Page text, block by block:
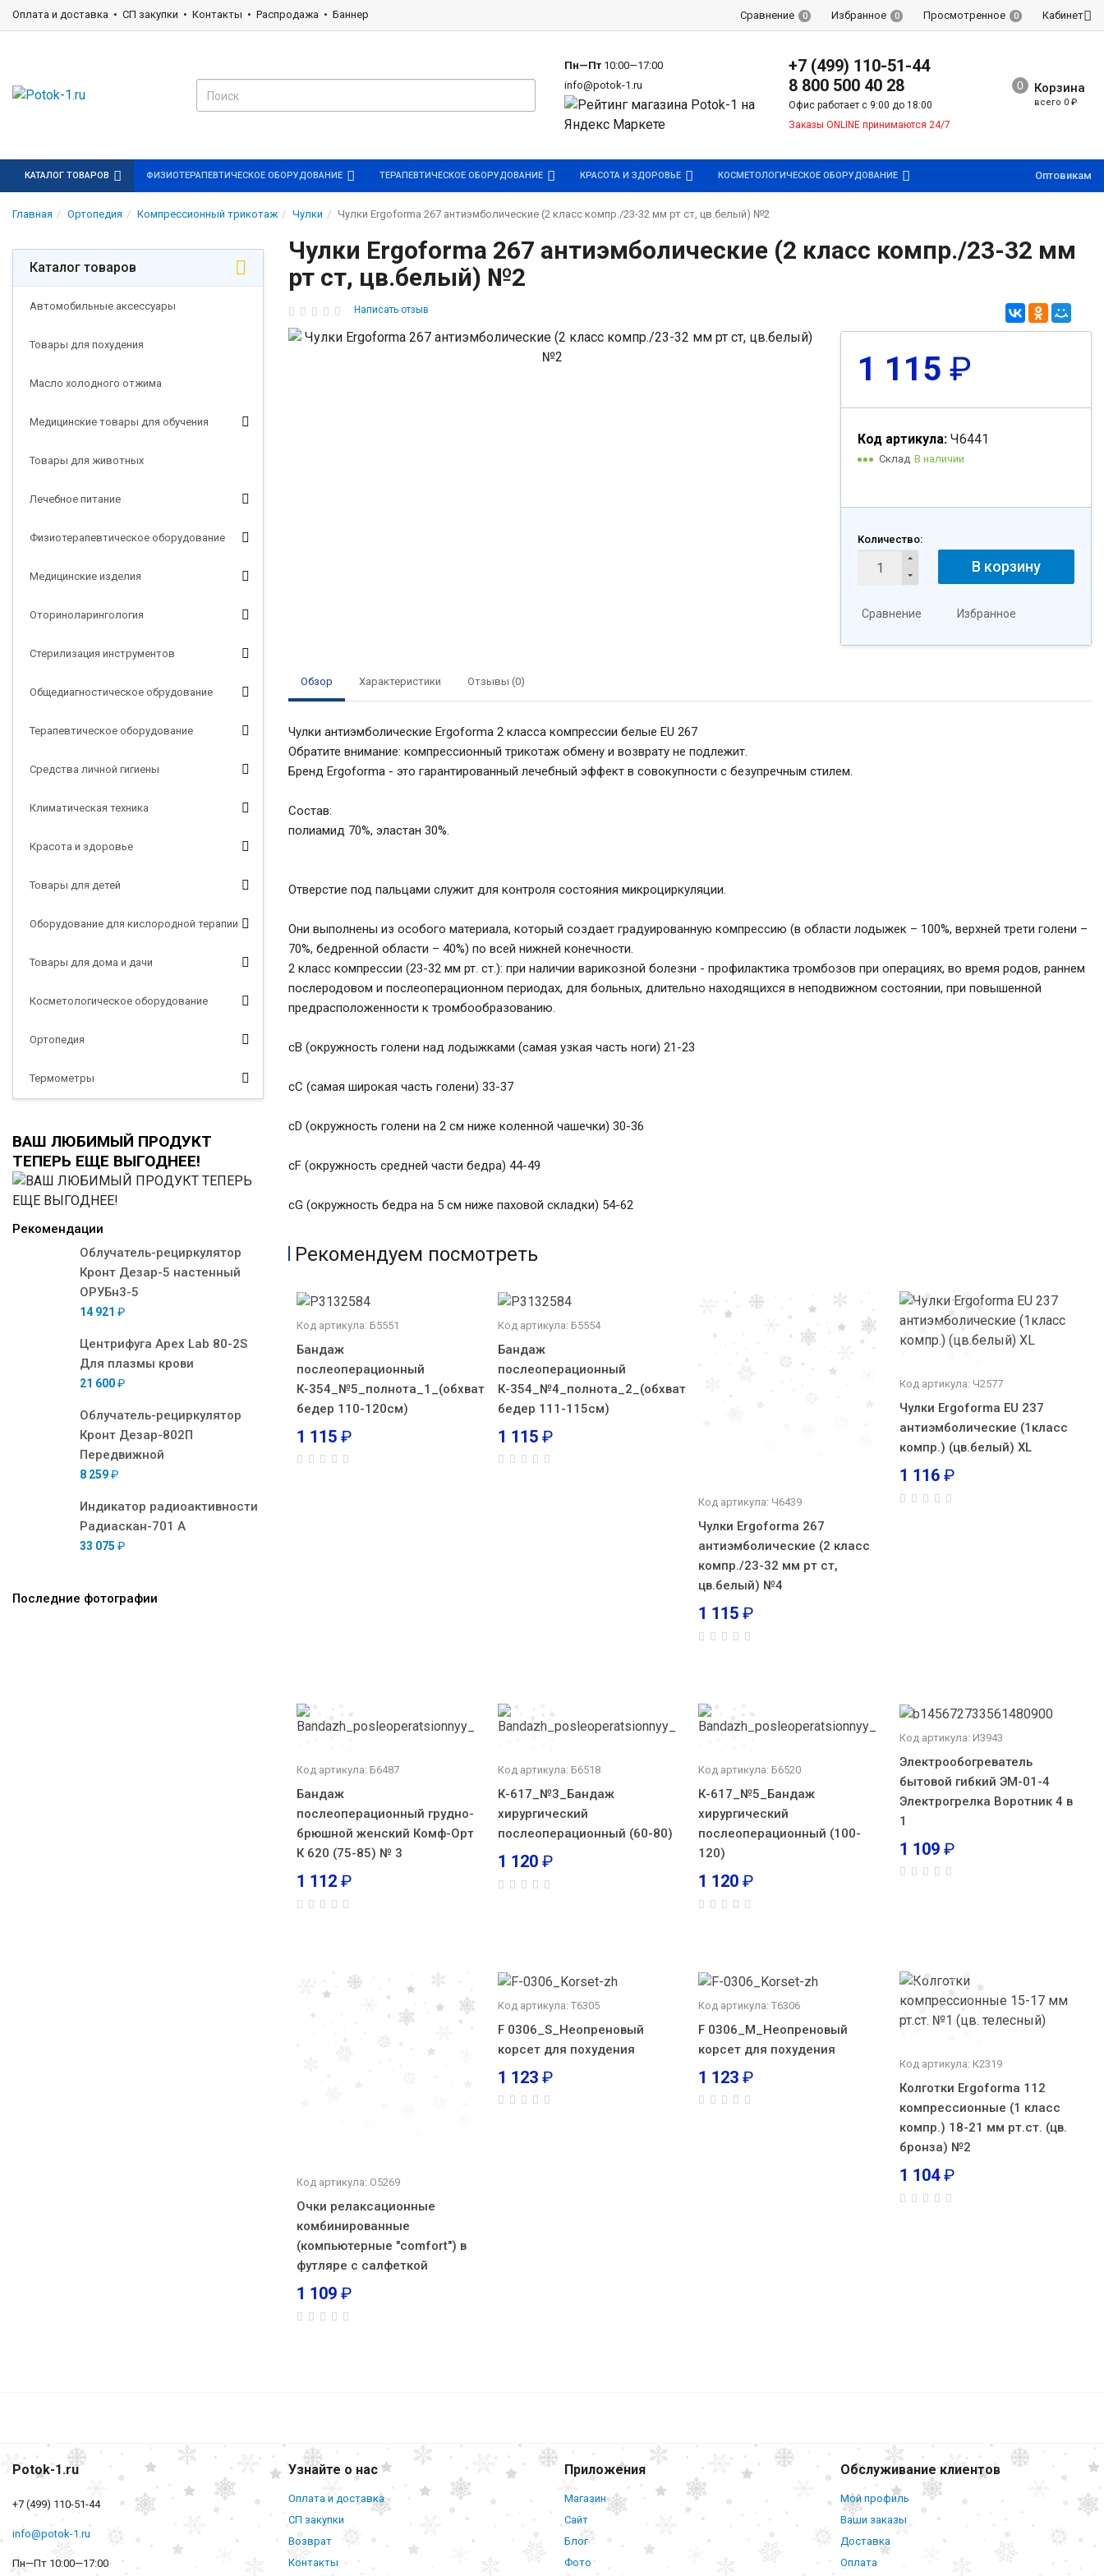
Оплата и доставка СП закупки Контакты Распродажа Баннер Сравнение 0 Избранное 0 Просмотренное 0 Кабинет
Пн—Пт10:00—17:00
info@potok-1.ru
+7 (499) 110-51-44
8 800 500 40 28
Офис работает с 9:00 до 18:00
Заказы ONLINE принимаются 24/7
Корзина
всего 0 ₽
КАТАЛОГ ТОВАРОВ ФИЗИОТЕРАПЕВТИЧЕСКОЕ ОБОРУДОВАНИЕ ТЕРАПЕВТИЧЕСКОЕ ОБОРУДОВАНИЕ КРАСОТА И ЗДОРОВЬЕ КОСМЕТОЛОГИЧЕСКОЕ ОБОРУДОВАНИЕ Оптовикам
Главная Ортопедия Компрессионный трикотаж Чулки Чулки Ergoforma 267 антиэмболические (2 класс компр./23-32 мм рт ст, цв.белый) №2
Каталог товаров
Автомобильные аксессуары
Товары для похудения
Масло холодного отжима
Медицинские товары для обучения
Товары для животных
Лечебное питание
Физиотерапевтическое оборудование
Медицинские изделия
Оториноларингология
Стерилизация инструментов
Общедиагностическое обрудование
Терапевтическое оборудование
Средства личной гигиены
Климатическая техника
Красота и здоровье
Товары для детей
Оборудование для кислородной терапии
Товары для дома и дачи
Косметологическое оборудование
Ортопедия
Термометры
ВАШ ЛЮБИМЫЙ ПРОДУКТ
ТЕПЕРЬ ЕЩЕ ВЫГОДНЕЕ!
Рекомендации
Облучатель-рециркулятор
Кронт Дезар-5 настенный
ОРУБн3-5
14 921 ₽
Центрифуга Apex Lab 80-2S
Для плазмы крови
21 600₽
Облучатель-рециркулятор
Кронт Дезар-802П
Передвижной
8 259₽
Индикатор радиоактивности
Радиаскан-701 А
33 075 ₽
Последние фотографии
Чулки Ergoforma 267 антиэмболические (2 класс компр./23-32 мм
рт ст, цв.белый) №2
Написать отзыв
1 115 ₽
Код артикула: Ч6441
Склад В наличии
Количество:
В корзину
Сравнение Избранное
Обзор Характеристики Отзывы (0)
Чулки антиэмболические Ergoforma 2 класса компрессии белые EU 267
Обратите внимание: компрессионный трикотаж обмену и возврату не подлежит.
Бренд Ergoforma - это гарантированный лечебный эффект в совокупности с безупречным стилем.
Состав:
полиамид 70%, эластан 30%.
Отверстие под пальцами служит для контроля состояния микроциркуляции.
Они выполнены из особого материала, который создает градуированную компрессию (в области лодыжек – 100%, верхней трети голени –
70%, бедренной области – 40%) по всей нижней конечности.
2 класс компрессии (23-32 мм рт. ст.): при наличии варикозной болезни - профилактика тромбозов при операциях, во время родов, раннем
послеродовом и послеоперационном периодах, для больных, длительно находящихся в неподвижном состоянии, при повышенной
предрасположенности к тромбообразованию.
сВ (окружность голени над лодыжками (самая узкая часть ноги) 21-23
сС (самая широкая часть голени) 33-37
сD (окружность голени на 2 см ниже коленной чашечки) 30-36
сF (окружность средней части бедра) 44-49
сG (окружность бедра на 5 см ниже паховой складки) 54-62
Рекомендуем посмотреть
Код артикула: Б5551
Бандаж
послеоперационный
К-354_№5_полнота_1_(обхват
бедер 110-120см)
1 115 ₽
Код артикула: Б5554
Бандаж
послеоперационный
К-354_№4_полнота_2_(обхват
бедер 111-115см)
1 115 ₽
Код артикула: Ч6439
Чулки Ergoforma 267
антиэмболические (2 класс
компр./23-32 мм рт ст,
цв.белый) №4
1 115 ₽
Код артикула: Ч2577
Чулки Ergoforma EU 237
антиэмболические (1класс
компр.) (цв.белый) XL
1 116 ₽
Код артикула: Б6487
Бандаж
послеоперационный грудно-
брюшной женский Комф-Орт
К 620 (75-85) № 3
1 112 ₽
Код артикула: Б6518
К-617_№3_Бандаж
хирургический
послеоперационный (60-80)
1 120 ₽
Код артикула: Б6520
К-617_№5_Бандаж
хирургический
послеоперационный (100-
120)
1 120 ₽
Код артикула: И3943
Электрообогреватель
бытовой гибкий ЭМ-01-4
Электрогрелка Воротник 4 в
1
1 109 ₽
Код артикула: О5269
Очки релаксационные
комбинированные
(компьютерные "comfort") в
футляре с салфеткой
1 109 ₽
Код артикула: Т6305
F 0306_S_Неопреновый
корсет для похудения
1 123 ₽
Код артикула: Т6306
F 0306_M_Неопреновый
корсет для похудения
1 123 ₽
Код артикула: К2319
Колготки Ergoforma 112
компрессионные (1 класс
компр.) 18-21 мм рт.ст. (цв.
бронза) №2
1 104₽
класс компр./23-32 мм рт ст, цв.белый) №2
Potok-1.ru
+7 (499) 110-51-44
info@potok-1.ru
Пн—Пт 10:00—17:00
Узнайте о нас
Оплата и доставка
СП закупки
Возврат
Контакты
Приложения
Магазин
Сайт
Блог
Фото
Обслуживание клиентов
Мой профиль
Ваши заказы
Доставка
Оплата